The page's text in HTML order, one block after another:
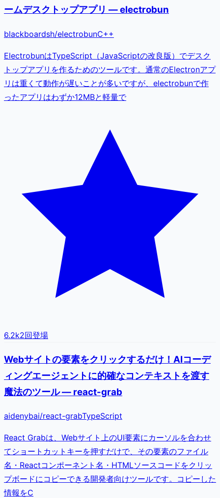
ームデスクトップアプリ — electrobun
blackboardsh/electrobunC++
ElectrobunはTypeScript（JavaScriptの改良版）でデスク
トップアプリを作るためのツールです。通常のElectronアプ
リは重くて動作が遅いことが多いですが、electrobunで作
ったアプリはわずか12MBと軽量で
6.2k2回登場
Webサイトの要素をクリックするだけ！AIコーデ
ィングエージェントに的確なコンテキストを渡す
魔法のツール — react-grab
aidenybai/react-grabTypeScript
React Grabは、Webサイト上のUI要素にカーソルを合わせ
てショートカットキーを押すだけで、その要素のファイル
名・Reactコンポーネント名・HTMLソースコードをクリッ
プボードにコピーできる開発者向けツールです。コピーした
情報をC